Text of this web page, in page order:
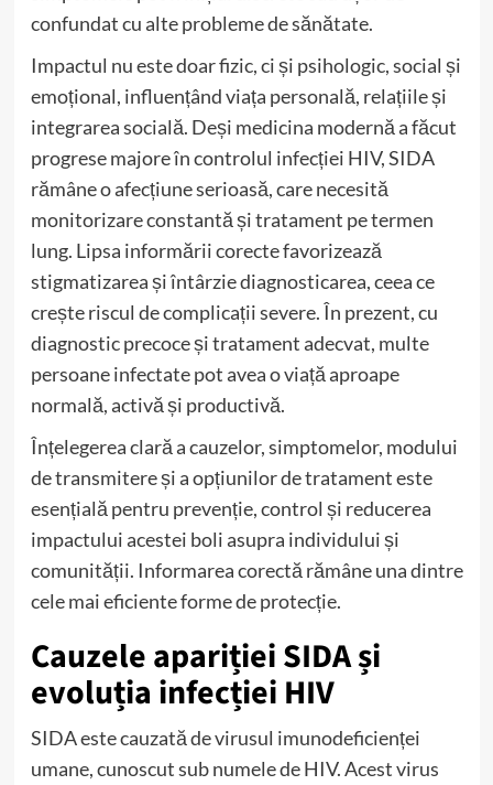
confundat cu alte probleme de sănătate.
Impactul nu este doar fizic, ci și psihologic, social și
emoțional, influențând viața personală, relațiile și
integrarea socială. Deși medicina modernă a făcut
progrese majore în controlul infecției HIV, SIDA
rămâne o afecțiune serioasă, care necesită
monitorizare constantă și tratament pe termen
lung. Lipsa informării corecte favorizează
stigmatizarea și întârzie diagnosticarea, ceea ce
crește riscul de complicații severe. În prezent, cu
diagnostic precoce și tratament adecvat, multe
persoane infectate pot avea o viață aproape
normală, activă și productivă.
Înțelegerea clară a cauzelor, simptomelor, modului
de transmitere și a opțiunilor de tratament este
esențială pentru prevenție, control și reducerea
impactului acestei boli asupra individului și
comunității. Informarea corectă rămâne una dintre
cele mai eficiente forme de protecție.
Cauzele apariției SIDA și
evoluția infecției HIV
SIDA este cauzată de virusul imunodeficienței
umane, cunoscut sub numele de HIV. Acest virus